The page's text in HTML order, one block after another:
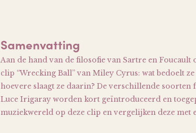
Samenvatting
Aan de hand van de filosofie van Sartre en
clip “Wrecking Ball” van Miley Cyrus: wat bedoelt
hoevere slaagt ze daarin? De verschillende
Luce Irigaray worden kort geïntroduceerd en
muziekwereld op deze clip en vergelijken deze met